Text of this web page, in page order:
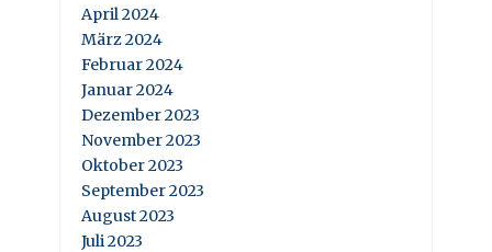
April 2024
März 2024
Februar 2024
Januar 2024
Dezember 2023
November 2023
Oktober 2023
September 2023
August 2023
Juli 2023